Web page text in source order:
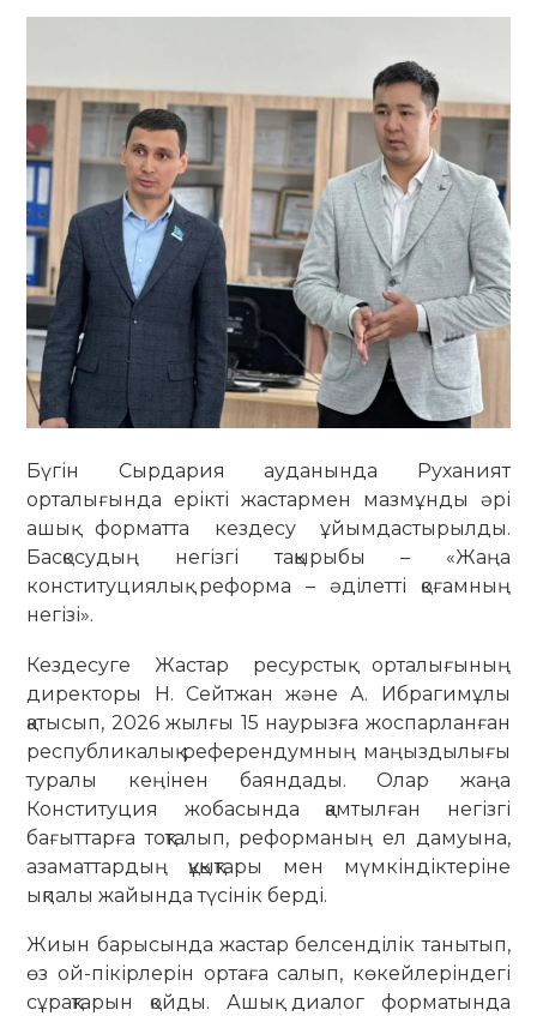
Бүгін Сырдария ауданында Руханият
орталығында ерікті жастармен мазмұнды әрі
ашық форматта кездесу ұйымдастырылды.
Басқосудың негізгі тақырыбы – «Жаңа
конституциялық реформа – әділетті қоғамның
негізі».
Кездесуге Жастар ресурстық орталығының
директоры Н. Сейтжан және А. Ибрагимұлы
қатысып, 2026 жылғы 15 наурызға жоспарланған
республикалық референдумның маңыздылығы
туралы кеңінен баяндады. Олар жаңа
Конституция жобасында қамтылған негізгі
бағыттарға тоқталып, реформаның ел дамуына,
азаматтардың құқықтары мен мүмкіндіктеріне
ықпалы жайында түсінік берді.
Жиын барысында жастар белсенділік танытып,
өз ой-пікірлерін ортаға салып, көкейлеріндегі
сұрақтарын қойды. Ашық диалог форматында